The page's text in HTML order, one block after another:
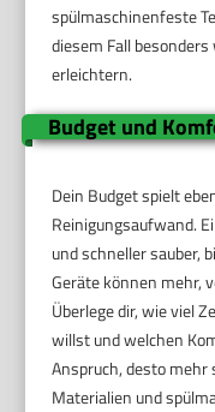
spülmaschinenfeste
diesem Fall
erleichtern.
Budget und
Dein Budget spielt
Reinigungsaufwand.
und schneller sauber,
Geräte können mehr,
Überlege dir, wie viel
willst und welchen
Anspruch, desto mehr
Materialien und